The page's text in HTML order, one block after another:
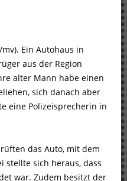
Ein Autohaus in
aus der Region
alter Mann habe einen
sich danach aber
eine Polizeisprecherin in
das Auto, mit dem
stellte sich heraus, dass
war. Zudem besitzt der